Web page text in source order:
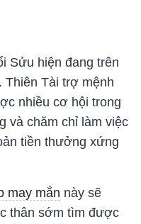
Sửu hiện đang trên
Thiên Tài trợ mệnh
nhiều cơ hội trong
và chăm chỉ làm việc
tiền thưởng xứng
may mắn này sẽ
thân sớm tìm được